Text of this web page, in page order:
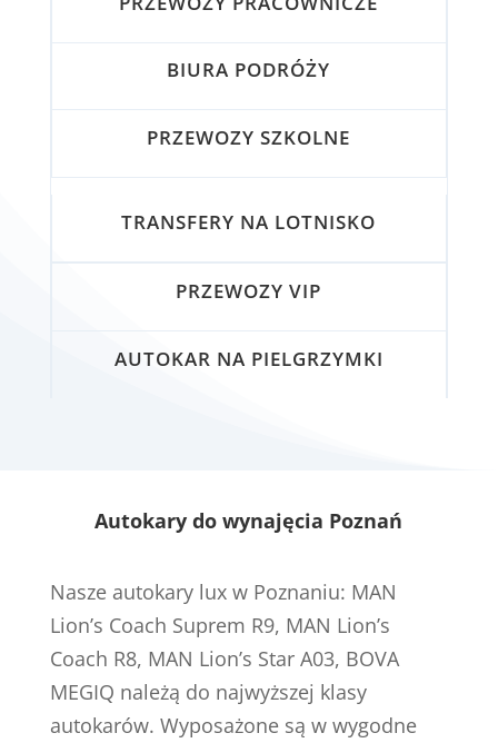
BIURA PODRÓŻY
PRZEWOZY SZKOLNE
TRANSFERY NA LOTNISKO
PRZEWOZY VIP
AUTOKAR NA PIELGRZYMKI
Autokary do wynajęcia Poznań
Nasze autokary lux w Poznaniu: MAN
Lion’s Coach Suprem R9, MAN Lion’s
Coach R8, MAN Lion’s Star A03, BOVA
MEGIQ należą do najwyższej klasy
autokarów. Wyposażone są w wygodne